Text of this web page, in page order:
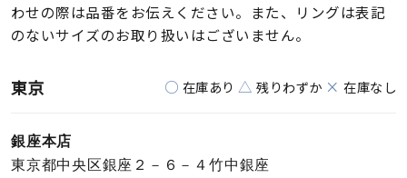
わせの際は品番をお伝えください。また、リングは表記
のないサイズのお取り扱いはございません。
○ 在庫あり △ 残りわずか × 在庫なし
東京
銀座本店
東京都中央区銀座２－６－４竹中銀座